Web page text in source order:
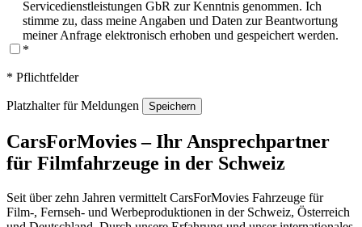
Servicedienstleistungen GbR zur Kenntnis genommen. Ich
stimme zu, dass meine Angaben und Daten zur Beantwortung
meiner Anfrage elektronisch erhoben und gespeichert werden.
*
* Pflichtfelder
Platzhalter für Meldungen
CarsForMovies – Ihr Ansprechpartner
für Filmfahrzeuge in der Schweiz
Seit über zehn Jahren vermittelt CarsForMovies Fahrzeuge für
Film-, Fernseh- und Werbeproduktionen in der Schweiz, Österreich